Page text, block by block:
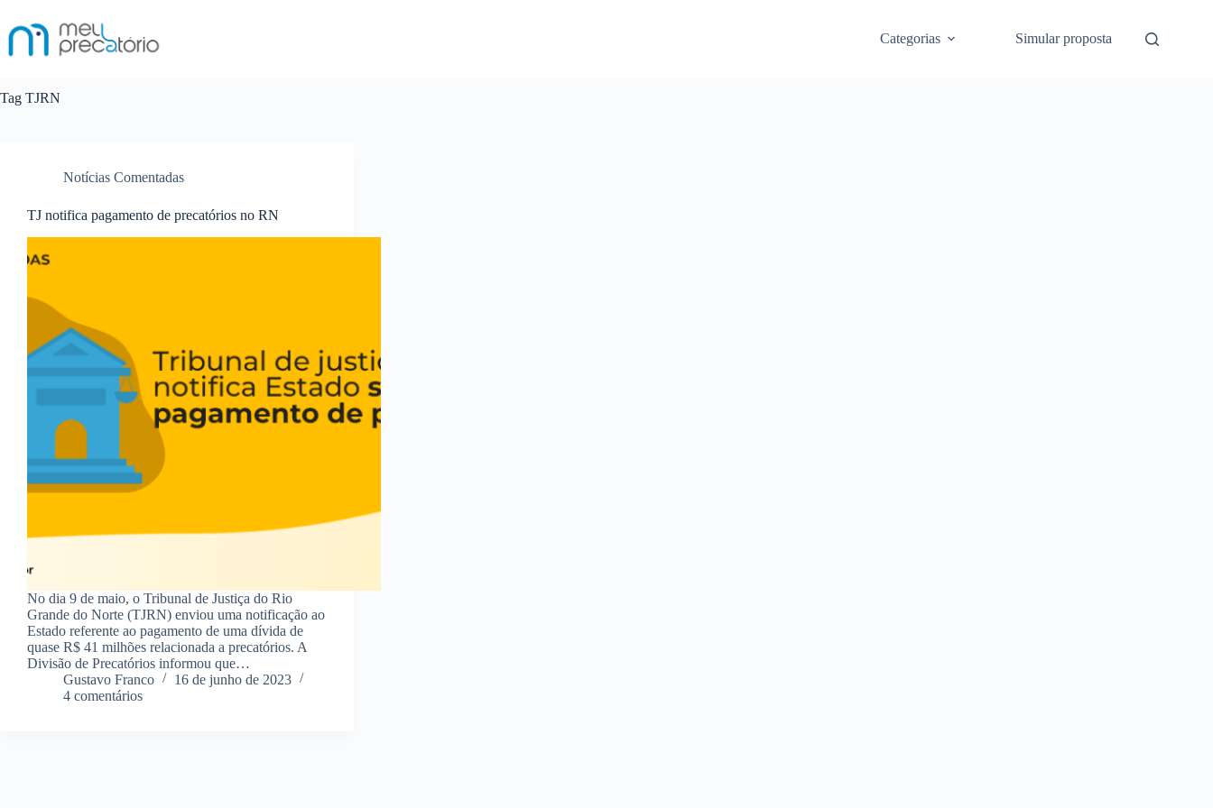
para
conteúdo
Categorias Simular proposta
Tag TJRN
Notícias Comentadas
TJ notifica pagamento de precatórios no RN
No dia 9 de maio, o Tribunal de Justiça do Rio
Grande do Norte (TJRN) enviou uma notificação ao
Estado referente ao pagamento de uma dívida de
quase R$ 41 milhões relacionada a precatórios. A
Divisão de Precatórios informou que…
Gustavo Franco
16 de junho de 2023
4 comentários